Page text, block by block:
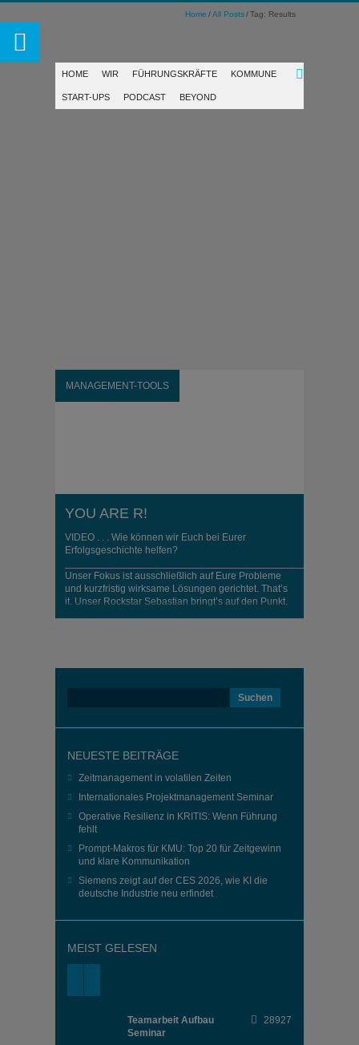
Home All Posts Tag: Results
HOME WIR FÜHRUNGSKRÄFTE KOMMUNE
START-UPS PODCAST BEYOND
MANAGEMENT-TOOLS
YOU ARE R!
VIDEO . . . Wie können wir Euch bei Eurer
Erfolgsgeschichte helfen?
Unser Fokus ist ausschließlich auf Eure Probleme
und kurzfristig wirksame Lösungen gerichtet. That’s
it. Unser Rockstar Sebastian bringt’s auf den Punkt.
NEUESTE BEITRÄGE
Zeitmanagement in volatilen Zeiten
Internationales Projektmanagement Seminar
Operative Resilienz in KRITIS: Wenn Führung
fehlt
Prompt-Makros für KMU: Top 20 für Zeitgewinn
und klare Kommunikation
Siemens zeigt auf der CES 2026, wie KI die
deutsche Industrie neu erfindet
MEIST GELESEN
Teamarbeit Aufbau
Seminar
28927